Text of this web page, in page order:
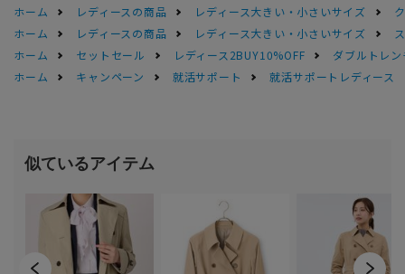
ホーム
レディースの商品 レディース大きい・小さいサイズ
ホーム
レディースの商品 レディース大きい・小さいサイズ
ホーム
セットセール レディース2BUY10%OFF
ダブルトレ
ホーム
キャンペーン 就活サポート 就活サポートレディース